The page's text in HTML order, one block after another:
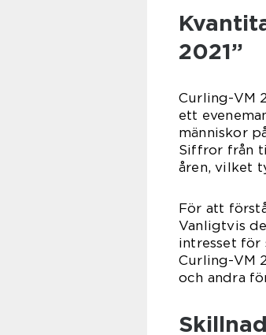
2021”
Curling-VM
ett
människor
Siffror från
åren, vilket
För att
Vanligtvis
intresset för
Curling-VM
och andra